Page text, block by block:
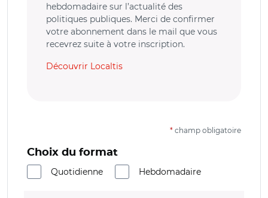
hebdomadaire sur l’actualité des
politiques publiques. Merci de confirmer
votre abonnement dans le mail que vous
recevrez suite à votre inscription.
Découvrir Localtis
* champ obligatoire
Choix du format
Quotidienne
Hebdomadaire